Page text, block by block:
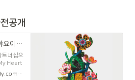
공개
미술품 투자 | '쿠사마 야요이'의 오브제에 투자 | 민트라인|주식회사 뉴몰드 - 사전공개 | 크라우디
트너십으
Heart
ofhttps://www.ycrowdy.com/open/1623